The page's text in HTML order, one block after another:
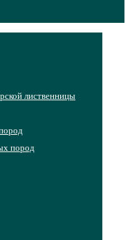
лиственницы
пород